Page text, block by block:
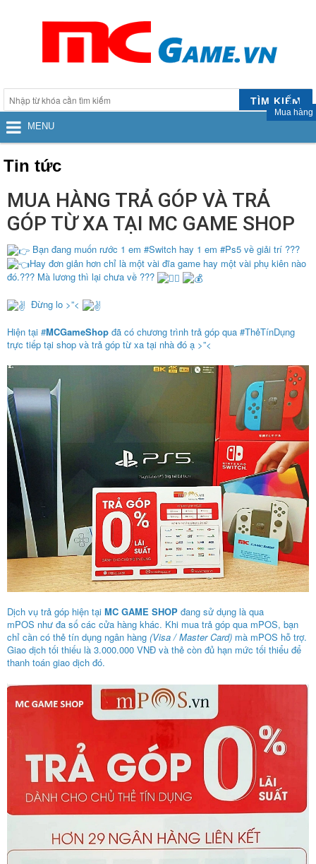
TÌM KIẾM
Mua hàng
MENU
Tin tức
MUA HÀNG TRẢ GÓP VÀ TRẢ
GÓP TỪ XA TẠI MC GAME SHOP
Bạn đang muốn rước 1 em #Switch hay 1 em #Ps5 về giải trí ???
Hay đơn giản hơn chỉ là một vài đĩa game hay một vài phụ kiên nào
đó.??? Mà lương thì lại chưa về ???
Đừng lo >”<
Hiện tại #MCGameShop đã có chương trình trả góp qua #ThẻTínDụng
trực tiếp tại shop và trả góp từ xa tại nhà đó ạ >”<
Dịch vụ trả góp hiện tại MC GAME SHOP đang sử dụng là qua
mPOS như đa số các cửa hàng khác. Khi mua trả góp qua mPOS, bạn
chỉ cần có thẻ tín dụng ngân hàng (Visa / Master Card) mà mPOS hỗ trợ.
Giao dịch tối thiếu là 3.000.000 VNĐ và thẻ còn đủ hạn mức tối thiểu để
thanh toán giao dịch đó.